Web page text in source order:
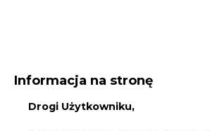
Administratorem Twoich danych
Bobrowieckiej 3, 00-728